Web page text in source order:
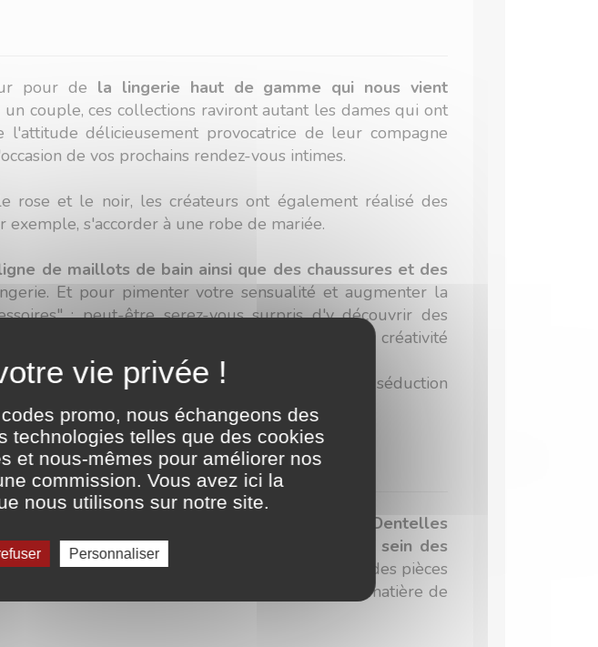
pour de la lingerie haut de gamme qui nous vient
couple, ces collections raviront autant les dames qui ont
délicieusement provocatrice de leur compagne
de vos prochains rendez-vous intimes.
rose et le noir, les créateurs ont également réalisé des
s'accorder à une robe de mariée.
de maillots de bain ainsi que des chaussures et des
Et pour pimenter votre sensualité et augmenter la
: peut-être serez-vous surpris d'y découvrir des
remake à deux de
... de votre créativité
vos nouveaux dessous glamour à la séduction
jusqu’au M/L et 38G, vous êtes au bon endroit.
Dentelles
le charme des pièces que l’on retrouve au sein des
intemporelles ou collection « Naughty » avec des pièces
votre cœur, quels que soient vos goûts en matière de
promo, nous échangeons des
technologies telles que des cookies
et nous-mêmes pour améliorer nos
commission. Vous avez ici la
nous utilisons sur notre site.
Personnaliser